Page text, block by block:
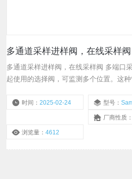
多通道采样进样阀，在线采样阀
多通道采样进样阀，在线采样阀 多端口
起使用的选择阀，可监测多个位置。这种
余三十一个未选择管路保持*流通。这样
品。减少多个自动阀可降低维护时间和
时间：2025-02-24 型号：
厂商性质：
浏览量：4612